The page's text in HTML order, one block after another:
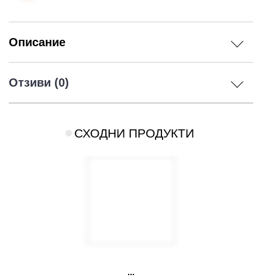
Описание
Отзиви (0)
СХОДНИ ПРОДУКТИ